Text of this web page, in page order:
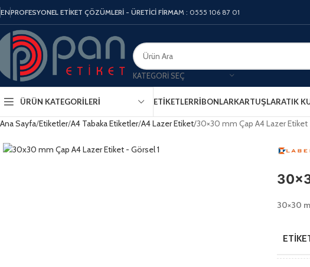
ENPROFESYONEL ETİKET ÇÖZÜMLERİ - ÜRETİCİ FİRMAM : 0555 106 87 01
KATEGORI SEÇ
ÜRÜN KATEGORILERI ETIKETLERRIBONLARKARTUŞLARATIK
Ana Sayfa Etiketler A4 Tabaka Etiketler A4 Lazer Etiket 30×30 mm Çap A4 Lazer Etiket
30×30